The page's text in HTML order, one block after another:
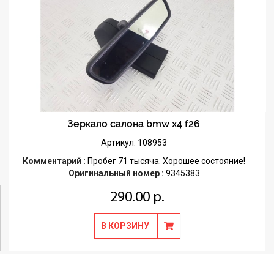
Зеркало салона bmw x4 f26
Артикул: 108953
Комментарий : Пробег 71 тысяча. Хорошее состояние!
Оригинальный номер : 9345383
290.00 р.
В КОРЗИНУ